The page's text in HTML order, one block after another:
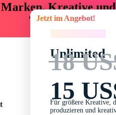
Kreative
76 % an Zeit
Jetzt im Angebot!
Unlimited
18
15
Für größere Kreative,
produzieren und